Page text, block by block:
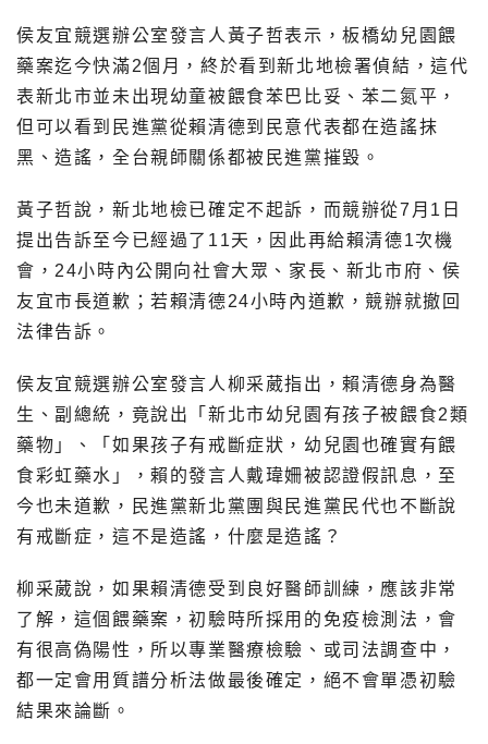
侯友宜競選辦公室發言人黃子哲表示，板橋幼兒園餵
藥案迄今快滿2個月，終於看到新北地檢署偵結，這代
表新北市並未出現幼童被餵食苯巴比妥、苯二氮平，
但可以看到民進黨從賴清德到民意代表都在造謠抹
黑、造謠，全台親師關係都被民進黨摧毀。
黃子哲說，新北地檢已確定不起訴，而競辦從7月1日
提出告訴至今已經過了11天，因此再給賴清德1次機
會，24小時內公開向社會大眾、家長、新北市府、侯
友宜市長道歉；若賴清德24小時內道歉，競辦就撤回
法律告訴。
侯友宜競選辦公室發言人柳采葳指出，賴清德身為醫
生、副總統，竟說出「新北市幼兒園有孩子被餵食2類
藥物」、「如果孩子有戒斷症狀，幼兒園也確實有餵
食彩虹藥水」，賴的發言人戴瑋姍被認證假訊息，至
今也未道歉，民進黨新北黨團與民進黨民代也不斷說
有戒斷症，這不是造謠，什麼是造謠？
柳采葳說，如果賴清德受到良好醫師訓練，應該非常
了解，這個餵藥案，初驗時所採用的免疫檢測法，會
有很高偽陽性，所以專業醫療檢驗、或司法調查中，
都一定會用質譜分析法做最後確定，絕不會單憑初驗
結果來論斷。